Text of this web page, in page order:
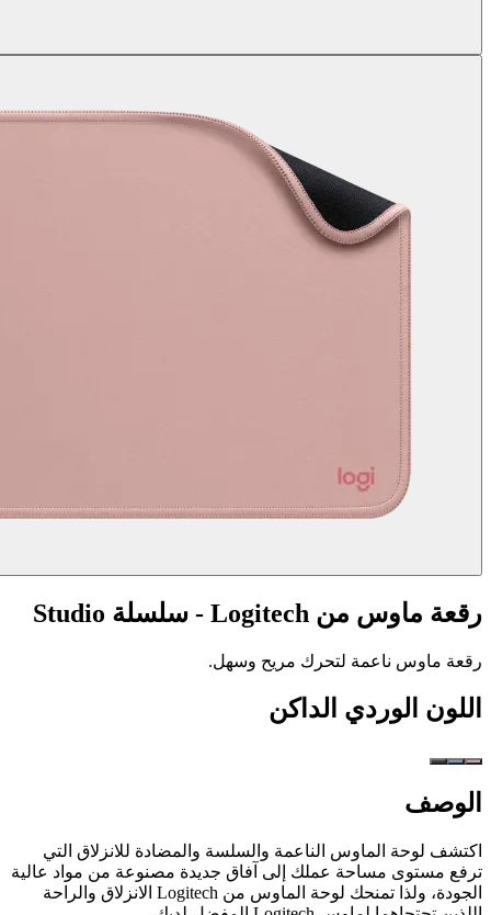
رقعة ماوس من Logitech - سلسلة Studio
رقعة ماوس ناعمة لتحرك مريح وسهل.
اللون الوردي الداكن
الوصف
اكتشف لوحة الماوس الناعمة والسلسة والمضادة للانزلاق التي
ترفع مستوى مساحة عملك إلى آفاق جديدة مصنوعة من مواد عالية
الجودة، ولذا تمنحك لوحة الماوس من Logitech الانزلاق والراحة